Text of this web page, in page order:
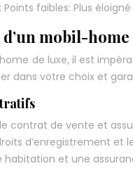
faibles: Plus
mobil-
de luxe, il est
dans votre choix et
contrat de vente et
d’enregistrement et
habitation et une